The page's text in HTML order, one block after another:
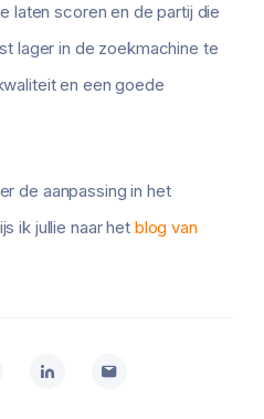
laten scoren en de partij die
lager in de zoekmachine te
en een goede
de aanpassing in het
ik jullie naar het blog van